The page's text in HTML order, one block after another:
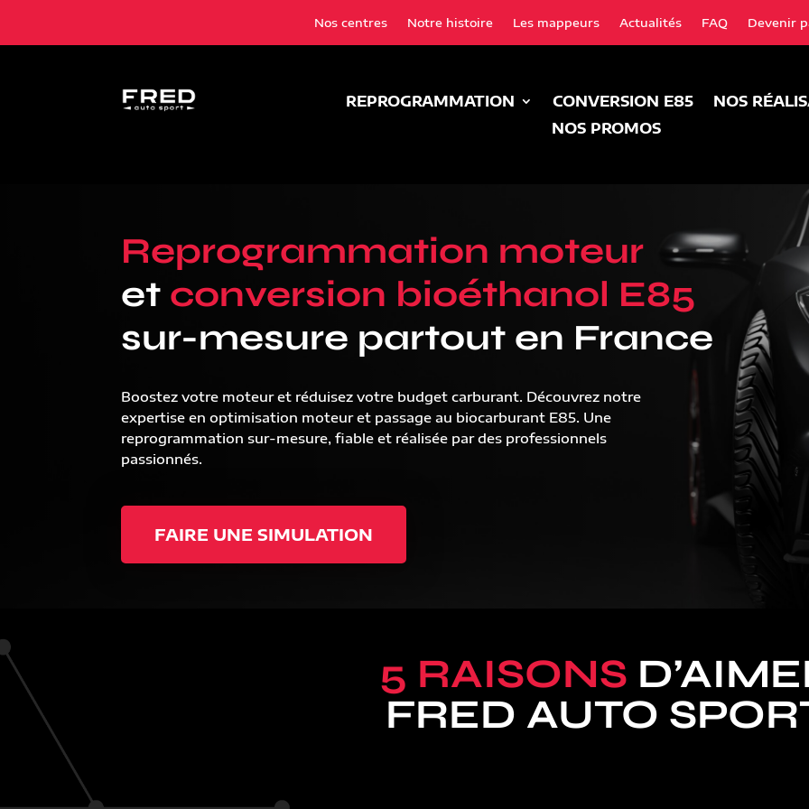
Nos centres Notre histoire Les mappeurs Actualités FAQ Devenir
REPROGRAMMATION CONVERSION E85
NOS
NOS PROMOS
Reprogrammation moteur
et conversion bioéthanol E85
sur-mesure partout en France
Boostez votre moteur et réduisez votre budget carburant. Découvrez notre
expertise en optimisation moteur et passage au biocarburant E85. Une
reprogrammation sur-mesure, fiable et réalisée par des professionnels
passionnés.
FAIRE UNE SIMULATION
5 RAISONS
FRED AUTO